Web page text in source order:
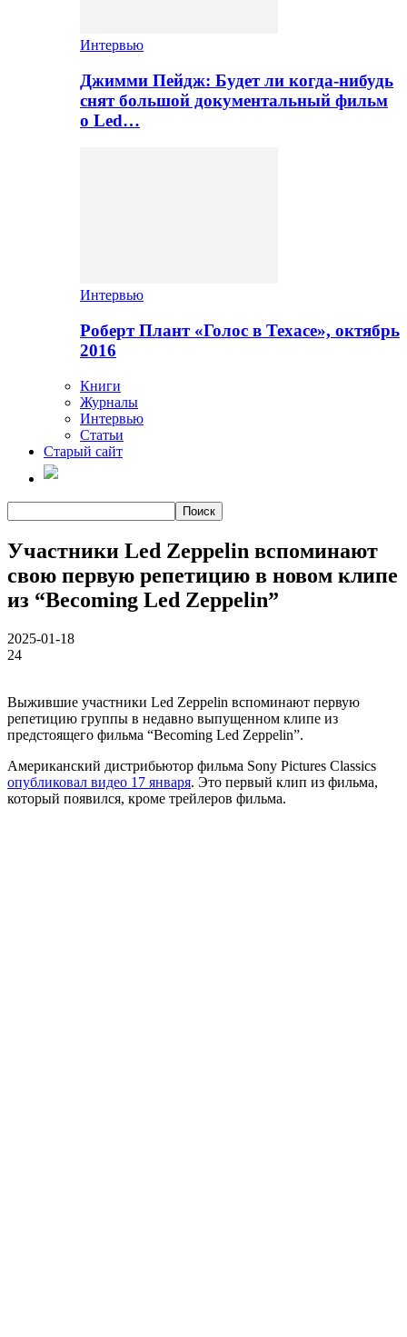
Интервью
Джимми Пейдж: Будет ли когда-нибудь
снят большой документальный фильм
о Led…
Интервью
Роберт Плант «Голос в Техасе», октябрь
2016
Книги
Журналы
Интервью
Статьи
Старый сайт
Участники Led Zeppelin вспоминают
свою первую репетицию в новом клипе
из “Becoming Led Zeppelin”
2025-01-18
24
Выжившие участники Led Zeppelin вспоминают первую
репетицию группы в недавно выпущенном клипе из
предстоящего фильма “Becoming Led Zeppelin”.
Американский дистрибьютор фильма Sony Pictures Classics
опубликовал видео 17 января. Это первый клип из фильма,
который появился, кроме трейлеров фильма.